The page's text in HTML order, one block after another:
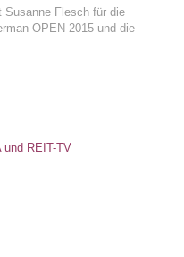
Susanne Flesch für die
OPEN 2015 und die